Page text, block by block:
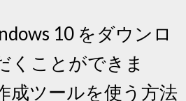
10 をダウンロ
くことができま
成ツールを使う方法